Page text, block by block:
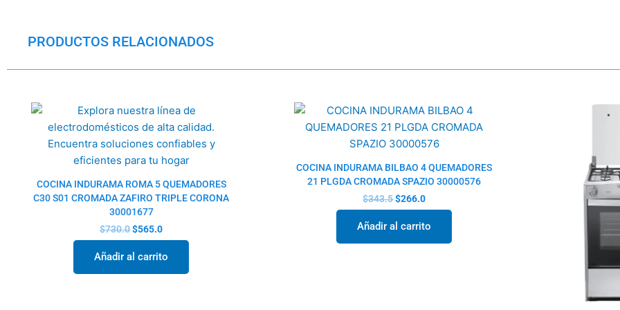
PRODUCTOS RELACIONADOS
COCINA INDURAMA ROMA 5 QUEMADORES
C30 S01 CROMADA ZAFIRO TRIPLE CORONA
30001677
$730.0
original
era:
$730.0.
$565.0
actual
es:
$565.0.
Añadir al carrito
COCINA INDURAMA BILBAO 4 QUEMADORES
21 PLGDA CROMADA SPAZIO 30000576
$343.5
original
$343.5.
$266.0
actual
$266.0.
Añadir al carrito